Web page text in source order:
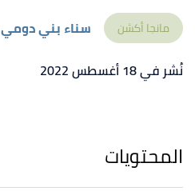
مانجا أكشن
سناء بني دومي
نُشر في 18 أغسطس 2022
المحتويات